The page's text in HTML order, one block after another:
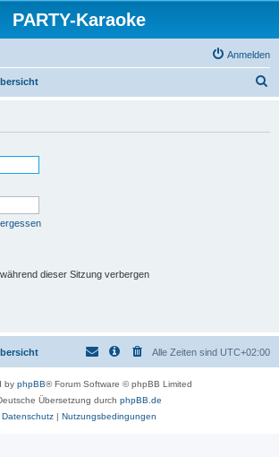
PARTY-Karaoke
Anmelden
dieser Sitzung verbergen
Alle Zeiten sind UTC+02:00
by phpBB® Forum Software © phpBB Limited
Übersetzung durch phpBB.de
Datenschutz| Nutzungsbedingungen